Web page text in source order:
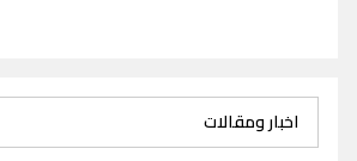
اخبار ومقالات